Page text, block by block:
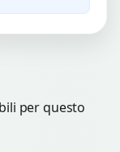
per questo